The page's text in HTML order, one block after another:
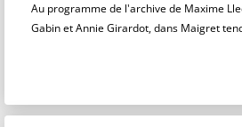
Au programme de l'archive de Maxime
Gabin et Annie Girardot, dans Maigret